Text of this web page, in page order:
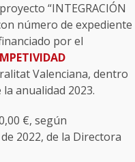
“INTEGRACIÓN
número de expediente
por el
Valenciana, dentro
la anualidad 2023.
€, según
2022, de la Directora